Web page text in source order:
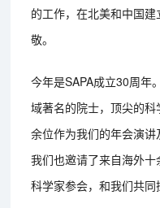
的工作，在北美和中国
敬。
今年是SAPA成立30周年
域著名的院士，顶尖的
余位作为我们的年会演讲
我们也邀请了来自海外
科学家参会，和我们共同